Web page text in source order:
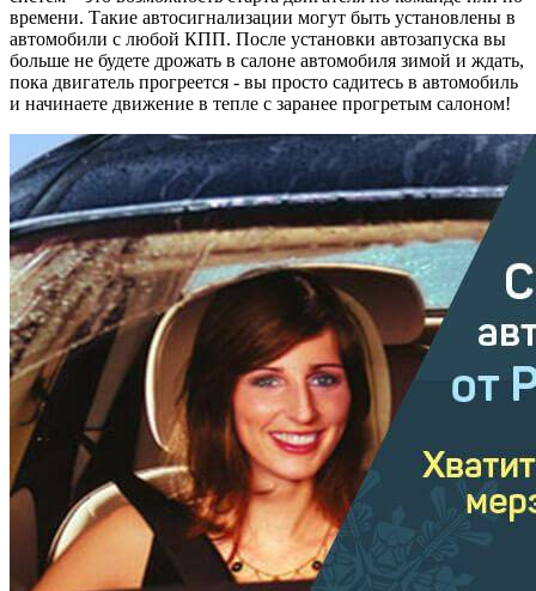
времени. Такие автосигнализации могут быть установлены в
автомобили с любой КПП. После установки автозапуска вы
больше не будете дрожать в салоне автомобиля зимой и ждать,
пока двигатель прогреется - вы просто садитесь в автомобиль
и начинаете движение в тепле с заранее прогретым салоном!